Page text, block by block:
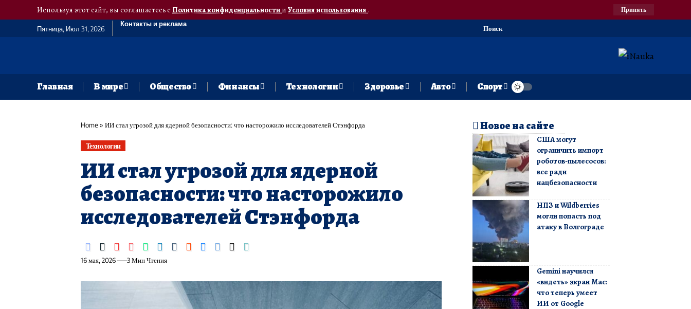
Используя этот сайт, вы соглашаетесь сПолитика конфиденциальностии Условия использования. Принять
Пятница, Июл 31, 2026
Контакты и реклама
Поиск
Главная В мире Общество Финансы Технологии Здоровье Авто Спорт
Home» ИИ стал угрозой для ядерной безопасности: что насторожило исследователей Стэнфорда
Технологии
ИИ стал угрозой для ядерной
безопасности: что насторожило
исследователей Стэнфорда
16 мая, 2026 3 Мин Чтения
Новое на сайте
США могут
ограничить импорт
роботов-пылесосов:
все ради
нацбезопасности
НПЗ и Wildberries
могли попасть под
атаку в Волгограде
Gemini научился
«видеть» экран Mac:
что теперь умеет
ИИ от Google